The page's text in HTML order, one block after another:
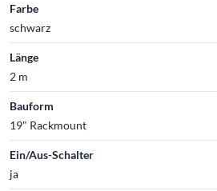
Farbe
schwarz
Länge
2 m
Bauform
19" Rackmount
Ein/Aus-Schalter
ja